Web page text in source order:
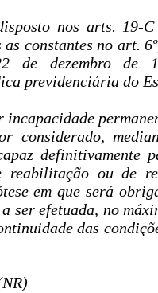
nos arts. 19-
constantes no art.
de dezembro de
previdenciária do
incapacidade
considerado,
definitivamente
reabilitação ou de
em que será
ser efetuada, no
das